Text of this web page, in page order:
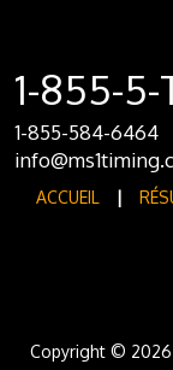
1-855-
1-855-584-6464
ACCUEIL |
Copyright © 2026